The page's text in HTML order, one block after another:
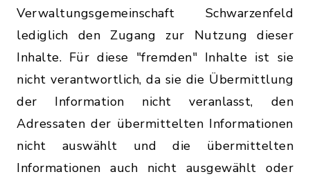
Verwaltungsgemeinschaft Schwarzenfeld
lediglich den Zugang zur Nutzung dieser
Inhalte. Für diese "fremden" Inhalte ist sie
nicht verantwortlich, da sie die Übermittlung
der Information nicht veranlasst, den
Adressaten der übermittelten Informationen
nicht auswählt und die übermittelten
Informationen auch nicht ausgewählt oder